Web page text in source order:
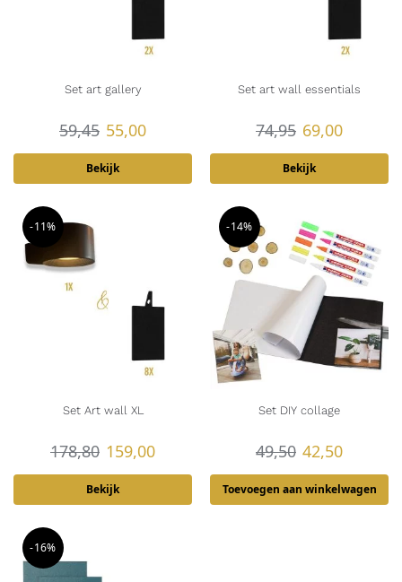
Set art gallery
59,45 55,00
Bekijk
Set art wall essentials
74,95 69,00
Bekijk
-11%
Set Art wall XL
178,80 159,00
Bekijk
-14%
Set DIY collage
49,50 42,50
Toevoegen aan winkelwagen
-16%